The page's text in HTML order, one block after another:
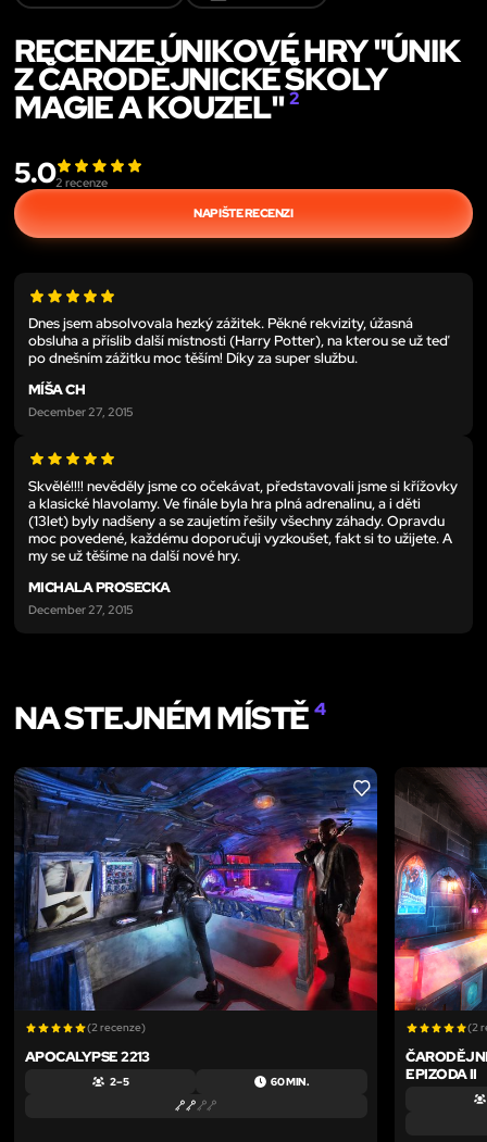
RECENZE ÚNIKOVÉ HRY "ÚNIK
Z ČARODĚJNICKÉ ŠKOLY
MAGIE A KOUZEL"2
5.02 recenze
NAPIŠTE RECENZI
Dnes jsem absolvovala hezký zážitek. Pěkné rekvizity, úžasná
obsluha a příslib další místnosti (Harry Potter), na kterou se už teď
po dnešním zážitku moc těším! Díky za super službu.
MÍŠA CH
December 27, 2015
Skvělé!!!! nevěděly jsme co očekávat, představovali jsme si křížovky
a klasické hlavolamy. Ve finále byla hra plná adrenalinu, a i děti
(13let) byly nadšeny a se zaujetím řešily všechny záhady. Opravdu
moc povedené, každému doporučuji vyzkoušet, fakt si to užijete. A
my se už těšíme na další nové hry.
MICHALA PROSECKA
December 27, 2015
NA STEJNÉM MÍSTĚ4
LIKE
(2 recenze)
APOCALYPSE 2213
2 – 5 60 MIN.
(2
EPIZODA II